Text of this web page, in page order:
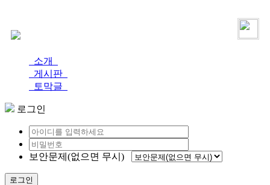
소개
게시판
토막글
로그인
보안문제(없으면 무시)
로그인